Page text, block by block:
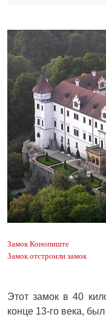
Замок Конопиште
Замок отстроили замок
Этот замок в 40
конце 13-го века,